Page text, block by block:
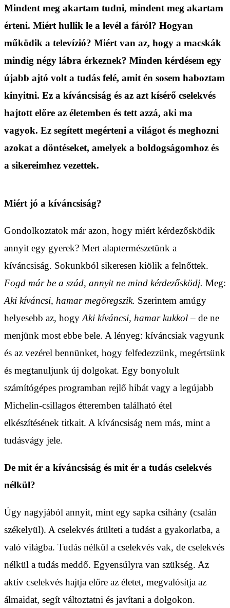
Mindent meg akartam tudni, mindent meg akartam
érteni. Miért hullik le a levél a fáról? Hogyan
működik a televízió? Miért van az, hogy a macskák
mindig négy lábra érkeznek? Minden kérdésem egy
újabb ajtó volt a tudás felé, amit én sosem haboztam
kinyitni. Ez a kíváncsiság és az azt kísérő cselekvés
hajtott előre az életemben és tett azzá, aki ma
vagyok. Ez segített megérteni a világot és meghozni
azokat a döntéseket, amelyek a boldogságomhoz és
a sikereimhez vezettek.
Miért jó a kíváncsiság?
Gondolkoztatok már azon, hogy miért kérdezősködik
annyit egy gyerek? Mert alaptermészetünk a
kíváncsiság. Sokunkból sikeresen kiölik a felnőttek.
Fogd már be a szád, annyit ne mind kérdezősködj. Meg:
Aki kíváncsi, hamar megöregszik. Szerintem amúgy
helyesebb az, hogy Aki kíváncsi, hamar kukkol– de ne
menjünk most ebbe bele. A lényeg: kíváncsiak vagyunk
és az vezérel bennünket, hogy felfedezzünk, megértsünk
és megtanuljunk új dolgokat. Egy bonyolult
számítógépes programban rejlő hibát vagy a legújabb
Michelin-csillagos étteremben található étel
elkészítésének titkait. A kíváncsiság nem más, mint a
tudásvágy jele.
De mit ér a kíváncsiság és mit ér a tudás cselekvés
nélkül?
Úgy nagyjából annyit, mint egy sapka csihány (csalán
székelyül). A cselekvés átülteti a tudást a gyakorlatba, a
való világba. Tudás nélkül a cselekvés vak, de cselekvés
nélkül a tudás meddő. Egyensúlyra van szükség. Az
aktív cselekvés hajtja előre az életet, megvalósítja az
álmaidat, segít változtatni és javítani a dolgokon.